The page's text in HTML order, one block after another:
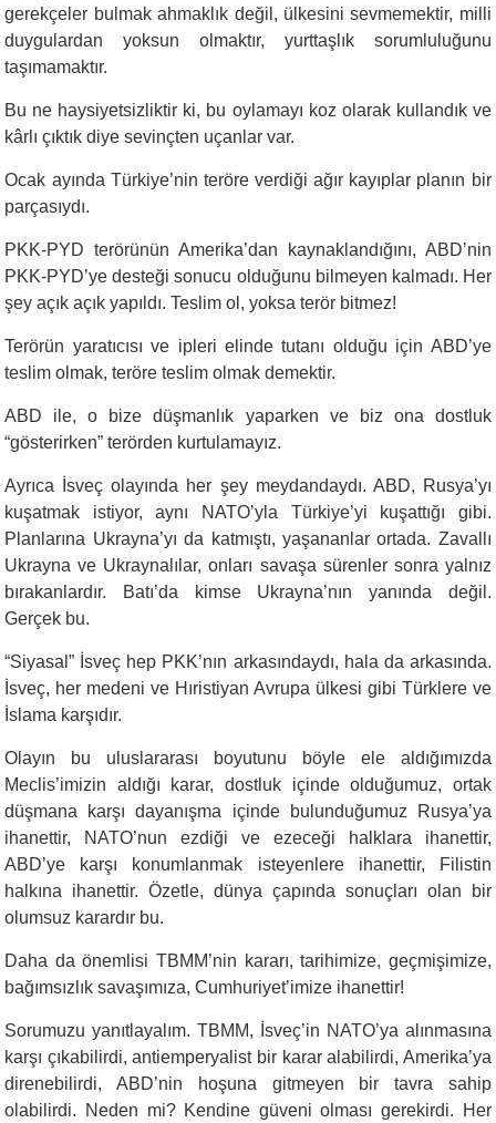
gerekçeler bulmak ahmaklık değil, ülkesini sevmemektir, milli
duygulardan yoksun olmaktır, yurttaşlık sorumluluğunu
taşımamaktır.
Bu ne haysiyetsizliktir ki, bu oylamayı koz olarak kullandık ve
kârlı çıktık diye sevinçten uçanlar var.
Ocak ayında Türkiye’nin teröre verdiği ağır kayıplar planın bir
parçasıydı.
PKK-PYD terörünün Amerika’dan kaynaklandığını, ABD’nin
PKK-PYD’ye desteği sonucu olduğunu bilmeyen kalmadı. Her
şey açık açık yapıldı. Teslim ol, yoksa terör bitmez!
Terörün yaratıcısı ve ipleri elinde tutanı olduğu için ABD’ye
teslim olmak, teröre teslim olmak demektir.
ABD ile, o bize düşmanlık yaparken ve biz ona dostluk
“gösterirken” terörden kurtulamayız.
Ayrıca İsveç olayında her şey meydandaydı. ABD, Rusya’yı
kuşatmak istiyor, aynı NATO’yla Türkiye’yi kuşattığı gibi.
Planlarına Ukrayna’yı da katmıştı, yaşananlar ortada. Zavallı
Ukrayna ve Ukraynalılar, onları savaşa sürenler sonra yalnız
bırakanlardır. Batı’da kimse Ukrayna’nın yanında değil.
Gerçek bu.
“Siyasal” İsveç hep PKK’nın arkasındaydı, hala da arkasında.
İsveç, her medeni ve Hıristiyan Avrupa ülkesi gibi Türklere ve
İslama karşıdır.
Olayın bu uluslararası boyutunu böyle ele aldığımızda
Meclis’imizin aldığı karar, dostluk içinde olduğumuz, ortak
düşmana karşı dayanışma içinde bulunduğumuz Rusya’ya
ihanettir, NATO’nun ezdiği ve ezeceği halklara ihanettir,
ABD’ye karşı konumlanmak isteyenlere ihanettir, Filistin
halkına ihanettir. Özetle, dünya çapında sonuçları olan bir
olumsuz karardır bu.
Daha da önemlisi TBMM’nin kararı, tarihimize, geçmişimize,
bağımsızlık savaşımıza, Cumhuriyet’imize ihanettir!
Sorumuzu yanıtlayalım. TBMM, İsveç’in NATO’ya alınmasına
karşı çıkabilirdi, antiemperyalist bir karar alabilirdi, Amerika’ya
direnebilirdi, ABD’nin hoşuna gitmeyen bir tavra sahip
olabilirdi. Neden mi? Kendine güveni olması gerekirdi. Her